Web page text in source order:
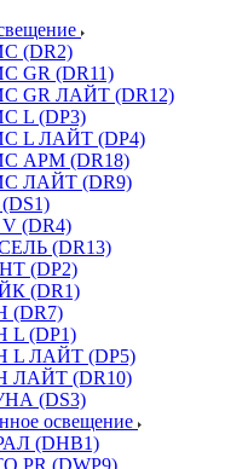
(DR2)
GR (DR11)
GR ЛАЙТ (DR12)
L (DP3)
L ЛАЙТ (DP4)
АРМ (DR18)
ЛАЙТ (DR9)
(DR4)
(DR13)
(DP2)
(DR1)
(DR7)
L (DP1)
L ЛАЙТ (DP5)
ЛАЙТ (DR10)
(DS3)
освещение
(DHB1)
PR (DWP9)